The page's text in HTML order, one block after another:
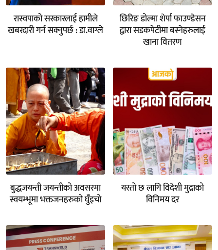
रास्वपाको सरकारलाई हामीले
खबरदारी गर्न सक्नुपर्छ : डा.वाग्ले
छिरिङ डोल्मा शेर्पा फाउण्डेसन
द्वारा सडकपेटीमा बस्नेहरुलाई
खाना वितरण
बुद्धजयन्ती जयन्तीको अवसरमा
स्वयम्भूमा भक्तजनहरुको घुँइचो
यस्तो छ लागि विदेशी मुद्राको
विनिमय दर